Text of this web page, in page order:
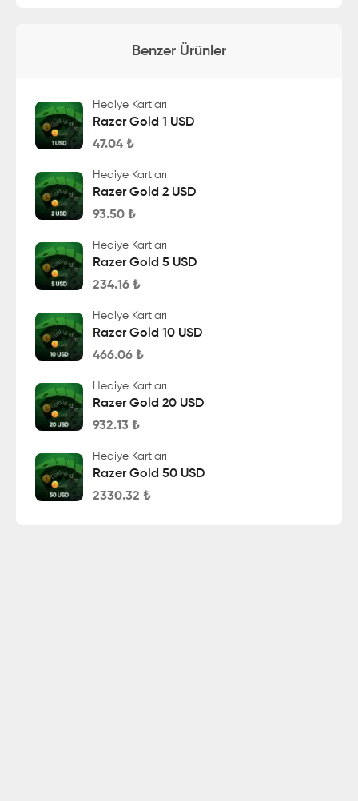
Benzer Ürünler
Hediye Kartları
Razer Gold 1 USD
47.04 ₺
Hediye Kartları
Razer Gold 2 USD
93.50 ₺
Hediye Kartları
Razer Gold 5 USD
234.16 ₺
Hediye Kartları
Razer Gold 10 USD
466.06 ₺
Hediye Kartları
Razer Gold 20 USD
932.13 ₺
Hediye Kartları
Razer Gold 50 USD
2330.32 ₺